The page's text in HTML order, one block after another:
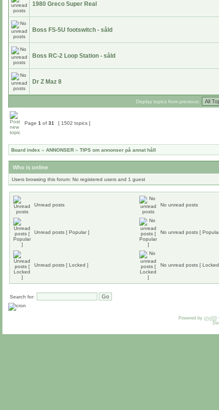
1980 Greco Super Real
Boss FS-5U footswitch - såld
Boss RC-2 Loop Station - såld
Dr Z Maz 8
Display topics from previous:
Page 1 of 31 [ 1502 topics ]
Board index » ANNONSER » TIPS om annonser på annat håll
Who is online
Users browsing this forum: No registered users and 1 guest
Unread posts No unread posts
Unread posts [ Popular ] No unread posts [
Unread posts [ Locked ] No unread posts [
Search for:
Powered by phpBB